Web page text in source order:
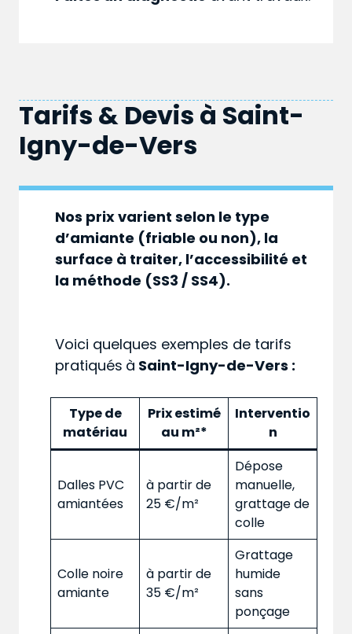
Tarifs & Devis à Saint-
Igny-de-Vers
Nos prix varient selon le type
d’amiante (friable ou non), la
surface à traiter, l’accessibilité et
la méthode (SS3 / SS4).
Voici quelques exemples de tarifs
pratiqués à Saint-Igny-de-Vers :
Type de
matériau
Prix estimé
au m²*
Interventio
n
Dalles PVC
amiantées
à partir de
25 €/m²
Dépose
manuelle,
grattage de
colle
Colle noire
amiante
à partir de
35 €/m²
Grattage
humide
sans
ponçage